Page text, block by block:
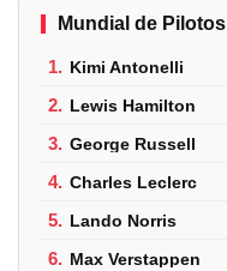
Mundial de Pilotos
1. Kimi Antonelli
2. Lewis Hamilton
3. George Russell
4. Charles Leclerc
5. Lando Norris
6. Max Verstappen